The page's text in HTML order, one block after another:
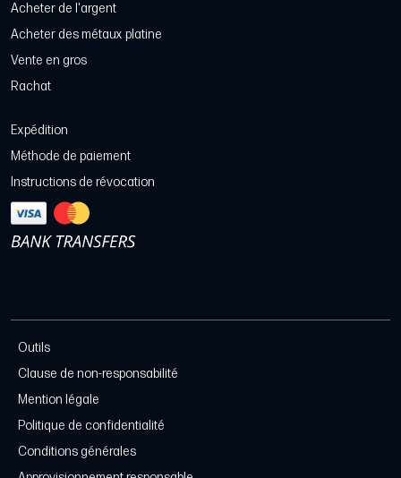
Acheter de l'argent
Acheter des métaux platine
Vente en gros
Rachat
Expédition
Méthode de paiement
Instructions de révocation
Outils
Clause de non-responsabilité
Mention légale
Politique de confidentialité
Conditions générales